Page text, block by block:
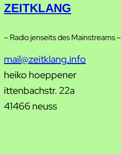
ZEITKLANG
– Radio jenseits des Mainstreams –
mail@zeitklang.info
heiko hoeppener
ittenbachstr. 22a
41466 neuss